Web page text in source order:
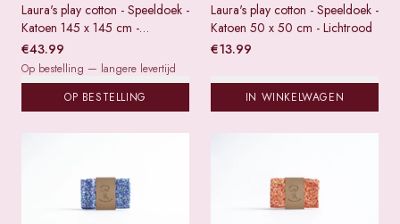
Laura's play cotton - Speeldoek -
Katoen 145 x 145 cm -
Regenboog
€43.99
Op bestelling — langere levertijd
OP BESTELLING
Laura's play cotton - Speeldoek -
Katoen 50 x 50 cm - Lichtrood
€13.99
IN WINKELWAGEN